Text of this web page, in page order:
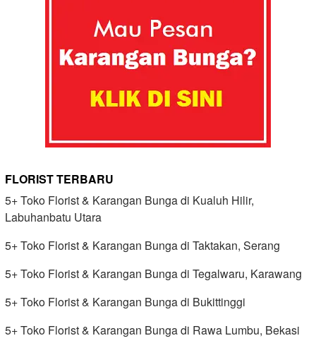
FLORIST TERBARU
5+ Toko Florist & Karangan Bunga di Kualuh Hilir,
Labuhanbatu Utara
5+ Toko Florist & Karangan Bunga di Taktakan, Serang
5+ Toko Florist & Karangan Bunga di Tegalwaru, Karawang
5+ Toko Florist & Karangan Bunga di Bukittinggi
5+ Toko Florist & Karangan Bunga di Rawa Lumbu, Bekasi